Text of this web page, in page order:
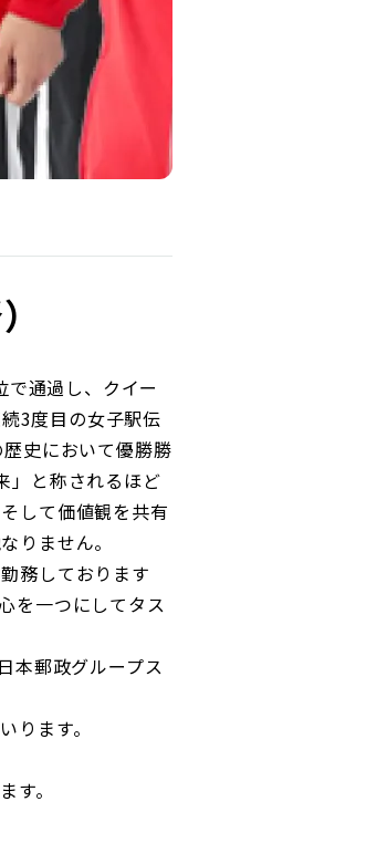
通過し、クイー
3度目の女子駅伝
史において優勝勝
」と称されるほど
して価値観を共有
りません。
務しております
を一つにしてタス
本郵政グループス
ります。
す。